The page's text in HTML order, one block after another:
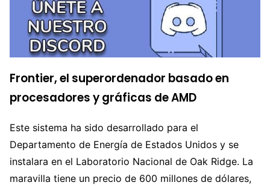
Frontier, el superordenador basado en
procesadores y gráficas de AMD
Este sistema ha sido desarrollado para el
Departamento de Energía de Estados Unidos y se
instalara en el Laboratorio Nacional de Oak Ridge. La
maravilla tiene un precio de 600 millones de dólares,